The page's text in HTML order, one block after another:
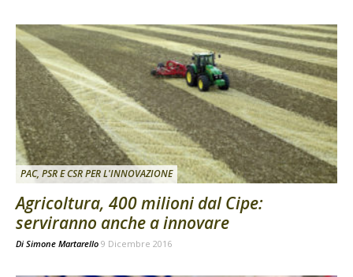
PAC, PSR E CSR PER L'INNOVAZIONE
Agricoltura, 400 milioni dal Cipe:
serviranno anche a innovare
Di Simone Martarello 9 Dicembre 2016